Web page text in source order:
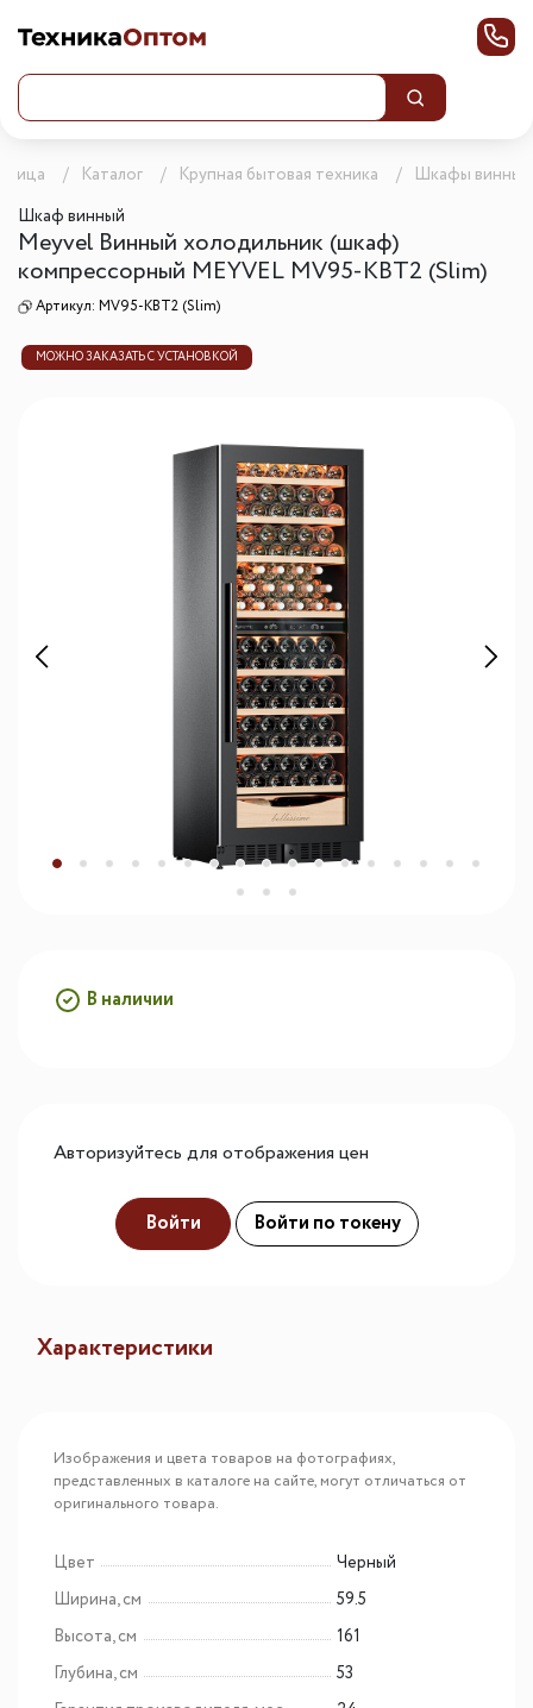
Каталог Крупная бытовая техника
Шкафы винные
Шкаф винный
Meyvel Винный холодильник (шкаф)
компрессорный MEYVEL MV95-KBT2 (Slim)
Артикул: MV95-KBT2 (Slim)
МОЖНО ЗАКАЗАТЬ С УСТАНОВКОЙ
В наличии
Авторизуйтесь для отображения цен
Войти Войти по токену
Характеристики
Изображения и цвета товаров на фотографиях,
представленных в каталоге на сайте, могут отличаться от
оригинального товара.
Цвет
Черный
Ширина, см
59.5
Высота, см
161
Глубина, см
53